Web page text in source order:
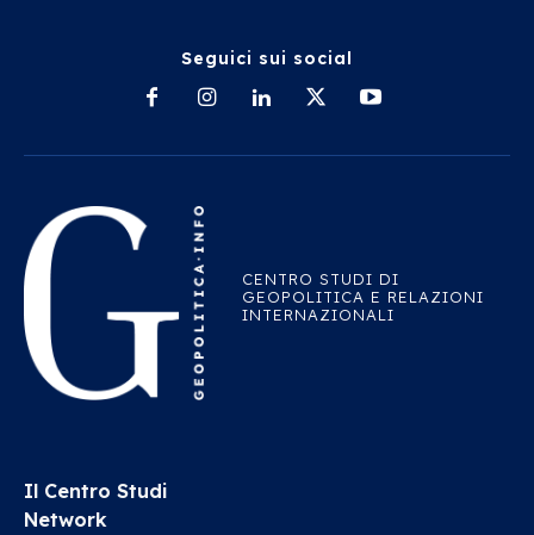
Seguici sui social
CENTRO STUDI DI
GEOPOLITICA E RELAZIONI
INTERNAZIONALI
Il Centro Studi
Network